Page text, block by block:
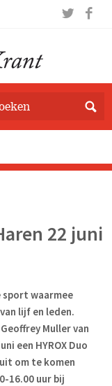
22 juni
sport waarmee
lijf en leden.
Muller van
een HYROX Duo
om te komen
16.00 uur bij